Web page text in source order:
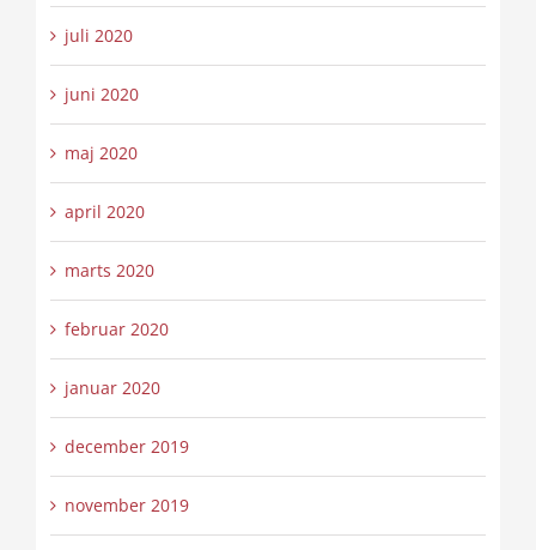
juli 2020
juni 2020
maj 2020
april 2020
marts 2020
februar 2020
januar 2020
december 2019
november 2019